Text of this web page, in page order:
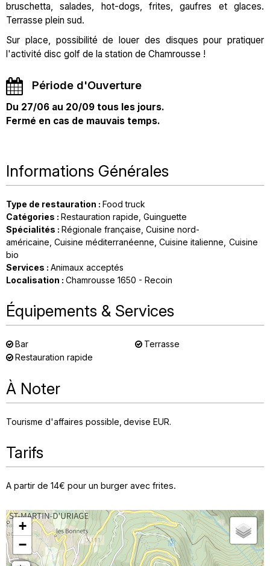
bruschetta, salades, hot-dogs, frites, gaufres et glaces.
Terrasse plein sud.
Sur place, possibilité de louer des disques pour pratiquer
l'activité disc golf de la station de Chamrousse !
Période d'Ouverture
Du 27/06 au 20/09 tous les jours.
Fermé en cas de mauvais temps.
Informations Générales
Type de restauration : Food truck
Catégories : Restauration rapide Guinguette
Spécialités : Régionale française Cuisine nord-
américaine Cuisine méditerranéenne Cuisine italienne Cuisine
bio
Services : Animaux acceptés
Localisation : Chamrousse 1650 - Recoin
Équipements & Services
Bar
Terrasse
Restauration rapide
À Noter
Tourisme d'affaires possible devise EUR
Tarifs
A partir de 14€ pour un burger avec frites.
+
−